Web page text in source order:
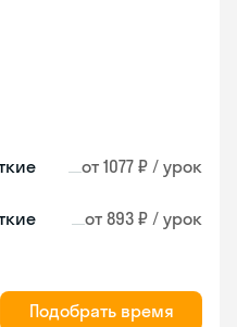
от 1077 ₽ / урок
от 893 ₽ / урок
Подобрать время